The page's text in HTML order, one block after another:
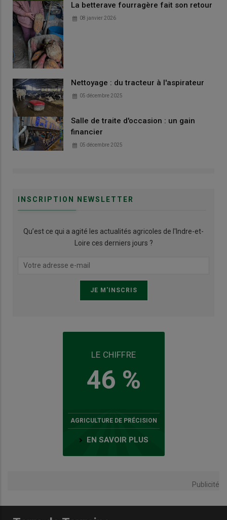
La betterave fourragère fait son retour
08 janvier 2026
Nettoyage : du tracteur à l'aspirateur
05 décembre 2025
Salle de traite d'occasion : un gain
financier
05 décembre 2025
INSCRIPTION NEWSLETTER
Qu’est ce qui a agité les actualités agricoles de l'Indre-et-
Loire ces derniers jours ?
LE CHIFFRE
46 %
AGRICULTURE DE PRÉCISION
EN SAVOIR PLUS
Publicité